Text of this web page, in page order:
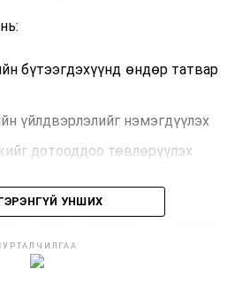
бүтээгдэхүүнд өндөр татвар
үйлдвэрлэлийг нэмэгдүүлэх
дотооддоо төвлөрүүлэх
хамааралтай болсон гэж
эмийн үйлдвэрлэл:
УНШИХ